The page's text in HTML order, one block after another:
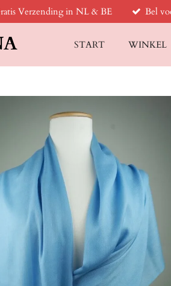
Verzending in NL & BE Bel
START WINKEL